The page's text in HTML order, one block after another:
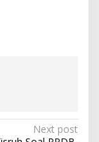
Next post